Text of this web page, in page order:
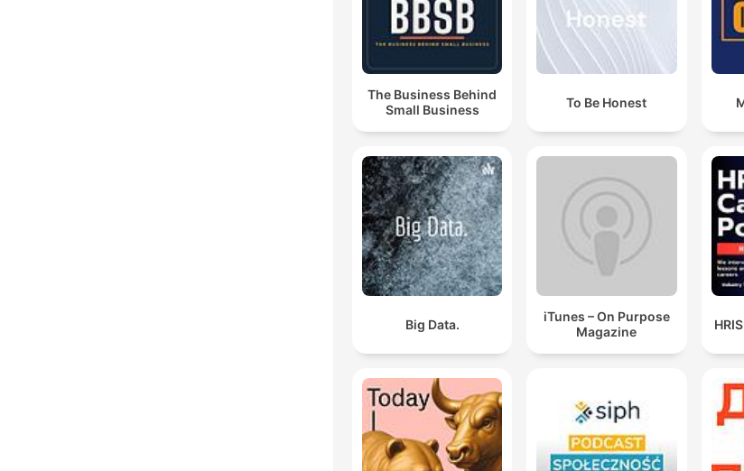
The Business Behind
Small Business
To Be Honest
Big Data.
iTunes – On Purpose
Magazine